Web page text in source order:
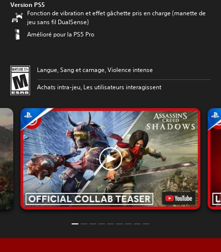
Version PS5
Fonction de vibration et effet gâchette pris en charge (manette de
jeu sans fil DualSense)
Amélioré pour la PS5 Pro
Langue, Sang et carnage, Violence intense
Achats intra-jeu, Les utilisateurs interagissent